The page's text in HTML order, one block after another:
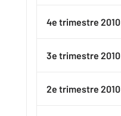
4e trimestre 2010
3e trimestre 2010
2e trimestre 2010